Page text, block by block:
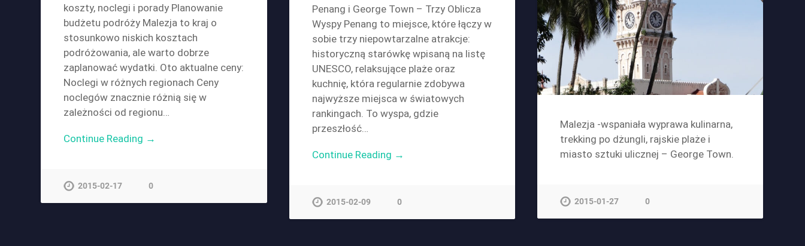
koszty, noclegi i porady Planowanie
budżetu podróży Malezja to kraj o
stosunkowo niskich kosztach
podróżowania, ale warto dobrze
zaplanować wydatki. Oto aktualne ceny:
Noclegi w różnych regionach Ceny
noclegów znacznie różnią się w
zależności od regionu…
Continue Reading →
2015-02-17 0
Penang i George Town – Trzy Oblicza
Wyspy Penang to miejsce, które łączy w
sobie trzy niepowtarzalne atrakcje:
historyczną starówkę wpisaną na listę
UNESCO, relaksujące plaże oraz
kuchnię, która regularnie zdobywa
najwyższe miejsca w światowych
rankingach. To wyspa, gdzie
przeszłość…
Continue Reading →
2015-02-09 0
Malezja -wspaniała wyprawa kulinarna,
trekking po dżungli, rajskie plaże i
miasto sztuki ulicznej – George Town.
2015-01-27 0